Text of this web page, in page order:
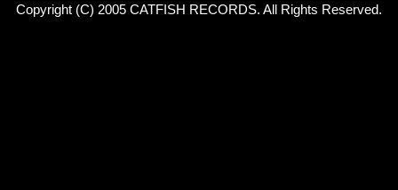
Copyright (C) 2005 CATFISH RECORDS. All Rights Reserved.